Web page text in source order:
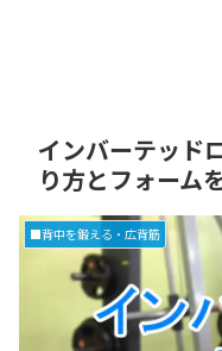
インバーテッド
り方とフォーム
■背中を鍛える・広背筋